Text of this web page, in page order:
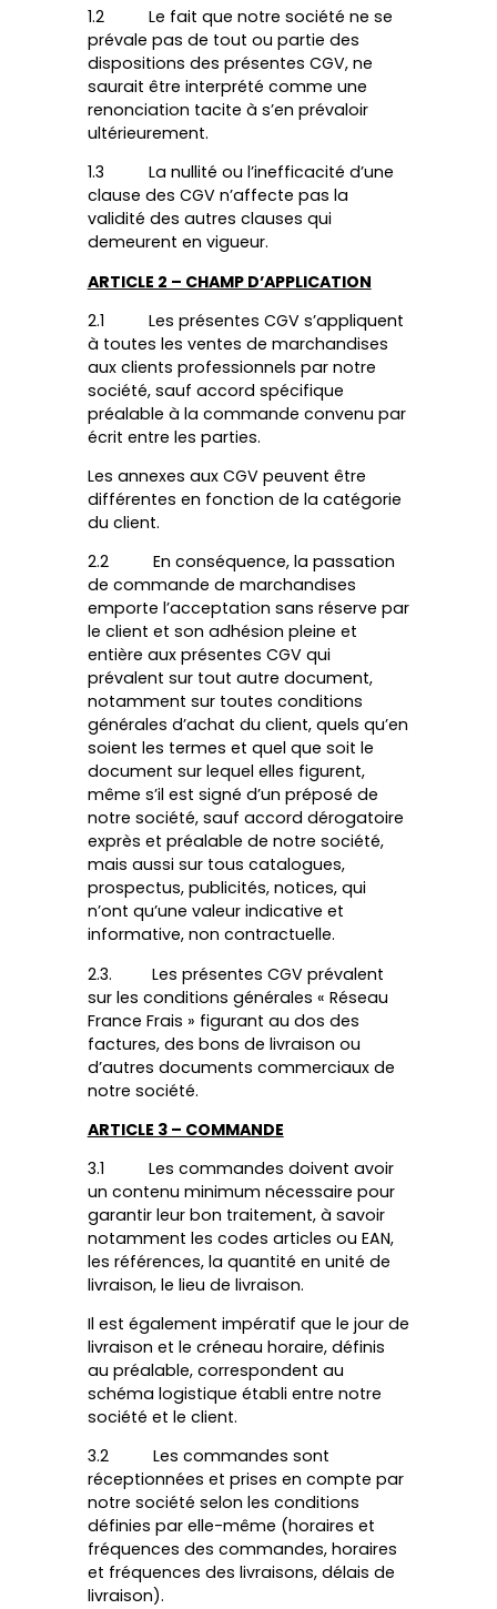
1.2 Le fait que notre société ne se
prévale pas de tout ou partie des
dispositions des présentes CGV, ne
saurait être interprété comme une
renonciation tacite à s’en prévaloir
ultérieurement.
1.3 La nullité ou l’inefficacité d’une
clause des CGV n’affecte pas la
validité des autres clauses qui
demeurent en vigueur.
ARTICLE 2 – CHAMP D’APPLICATION
2.1 Les présentes CGV s’appliquent
à toutes les ventes de marchandises
aux clients professionnels par notre
société, sauf accord spécifique
préalable à la commande convenu par
écrit entre les parties.
Les annexes aux CGV peuvent être
différentes en fonction de la catégorie
du client.
2.2 En conséquence, la passation
de commande de marchandises
emporte l’acceptation sans réserve par
le client et son adhésion pleine et
entière aux présentes CGV qui
prévalent sur tout autre document,
notamment sur toutes conditions
générales d’achat du client, quels qu’en
soient les termes et quel que soit le
document sur lequel elles figurent,
même s’il est signé d’un préposé de
notre société, sauf accord dérogatoire
exprès et préalable de notre société,
mais aussi sur tous catalogues,
prospectus, publicités, notices, qui
n’ont qu’une valeur indicative et
informative, non contractuelle.
2.3. Les présentes CGV prévalent
sur les conditions générales « Réseau
France Frais » figurant au dos des
factures, des bons de livraison ou
d’autres documents commerciaux de
notre société.
ARTICLE 3 – COMMANDE
3.1 Les commandes doivent avoir
un contenu minimum nécessaire pour
garantir leur bon traitement, à savoir
notamment les codes articles ou EAN,
les références, la quantité en unité de
livraison, le lieu de livraison.
Il est également impératif que le jour de
livraison et le créneau horaire, définis
au préalable, correspondent au
schéma logistique établi entre notre
société et le client.
3.2 Les commandes sont
réceptionnées et prises en compte par
notre société selon les conditions
définies par elle-même (horaires et
fréquences des commandes, horaires
et fréquences des livraisons, délais de
livraison).
Tél.
+33 3 80 26 60 70
Email :
contact@france-
frais.fr
Conditions générales de
vente
Conditions générales
d'utilisation
Site infernet parCreatix
© 2026 France Frais